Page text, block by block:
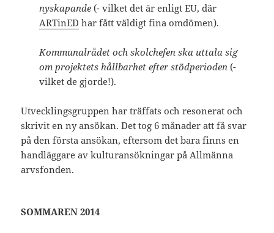
nyskapande(- vilket det är enligt EU, där
ARTinED har fått väldigt fina omdömen).
Kommunalrådet och skolchefen ska uttala sig
om projektets hållbarhet efter stödperioden(-
vilket de gjorde!).
Utvecklingsgruppen har träffats och resonerat och
skrivit en ny ansökan. Det tog 6 månader att få svar
på den första ansökan, eftersom det bara finns en
handläggare av kulturansökningar på Allmänna
arvsfonden.
SOMMAREN 2014